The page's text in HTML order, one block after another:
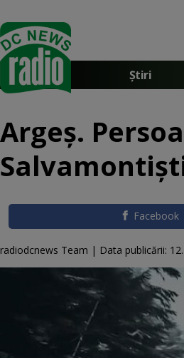
Știri
Argeș.
Facebook
radiodcnews Team | Data publicării: